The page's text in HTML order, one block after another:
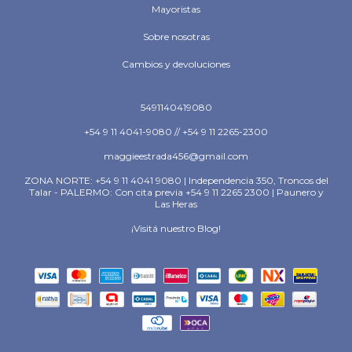
Mayoristas
Sobre nosotras
Cambios y devoluciones
5491140419080
+54 9 11 4041-9080 // +54 9 11 2265-2300
maggieestrada456@gmail.com
ZONA NORTE: +54 9 11 4041 9080 | Independencia 350, Troncos del
Talar - PALERMO: Con cita previa +54 9 11 2265 2300 | Paunero y
Las Heras
¡Visitá nuestro Blog!